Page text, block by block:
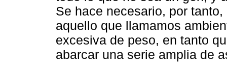
Se hace necesario, por
aquello que llamamos
excesiva de peso, en tanto
abarcar una serie amplia de